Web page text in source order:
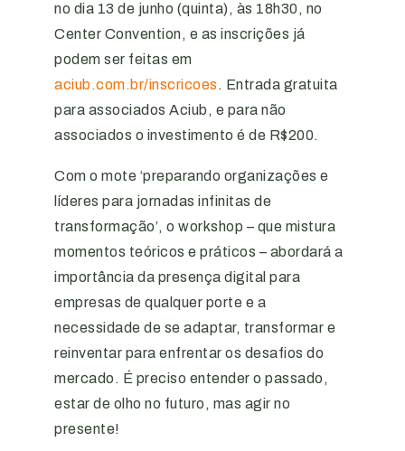
no dia 13 de junho (quinta), às 18h30, no
Center Convention, e as inscrições já
podem ser feitas em
aciub.com.br/inscricoes . Entrada gratuita
para associados Aciub, e para não
associados o investimento é de R$200.
Com o mote ‘preparando organizações e
líderes para jornadas infinitas de
transformação’, o workshop – que mistura
momentos teóricos e práticos – abordará a
importância da presença digital para
empresas de qualquer porte e a
necessidade de se adaptar, transformar e
reinventar para enfrentar os desafios do
mercado. É preciso entender o passado,
estar de olho no futuro, mas agir no
presente!